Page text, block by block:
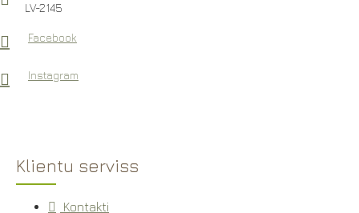
LV-2145
Facebook
Instagram
Klientu serviss
Kontakti